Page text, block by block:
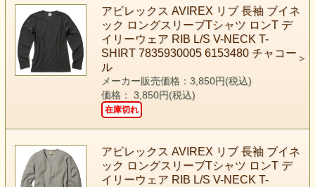
アビレックス AVIREX リブ 長袖 ブイネ
ック ロングスリーブTシャツ ロンT デ
イリーウェア RIB L/S V-NECK T-
SHIRT 7835930005 6153480 チャコー
ル
メーカー販売価格：3,850円(税込)
価格： 3,850円(税込)
在庫切れ
アビレックス AVIREX リブ 長袖 ブイネ
ック ロングスリーブTシャツ ロンT デ
イリーウェア RIB L/S V-NECK T-